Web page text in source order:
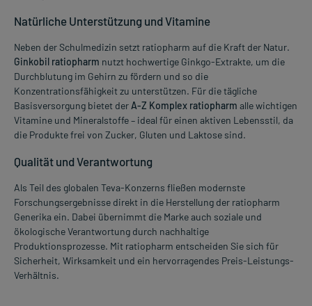
Natürliche Unterstützung und Vitamine
Neben der Schulmedizin setzt ratiopharm auf die Kraft der Natur.
Ginkobil ratiopharm nutzt hochwertige Ginkgo-Extrakte, um die
Durchblutung im Gehirn zu fördern und so die
Konzentrationsfähigkeit zu unterstützen. Für die tägliche
Basisversorgung bietet der A-Z Komplex ratiopharm alle wichtigen
Vitamine und Mineralstoffe – ideal für einen aktiven Lebensstil, da
die Produkte frei von Zucker, Gluten und Laktose sind.
Qualität und Verantwortung
Als Teil des globalen Teva-Konzerns fließen modernste
Forschungsergebnisse direkt in die Herstellung der ratiopharm
Generika ein. Dabei übernimmt die Marke auch soziale und
ökologische Verantwortung durch nachhaltige
Produktionsprozesse. Mit ratiopharm entscheiden Sie sich für
Sicherheit, Wirksamkeit und ein hervorragendes Preis-Leistungs-
Verhältnis.